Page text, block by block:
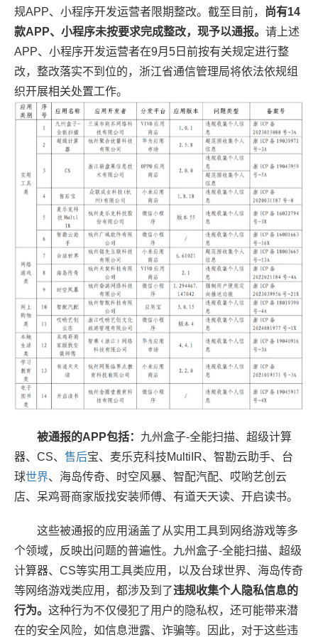
规APP、小程序开发运营者限期整改。截至目前，
尚有14
款APP、小程序未按要求完成整改，现予以通报。 请上述
APP、小程序开发运营者在9月5日前按有关规定进行整
改，整改落实不到位的，浙江省通信管理局将依法依规组
织开展相关处置工作。
被通报的APP包括： 九州盒子-全能扫描、超级计算
器、CS、 售后宝、麦乐克科技MultiIR、智勘云助手、台
球世界、海岛传奇、时空风暴、智配汽配、哎哟艺创云
店、呆鸡哥商家版找安装师傅、有道天天读、开启读书。
这些被通报的应用涵盖了从实用工具到网络游戏等多
个领域，反映出问题的普遍性。九州盒子-全能扫描、超级
计算器、CS等实用工具类应用，以及台球世界、海岛传奇
等网络游戏类应用，都涉及到了违规收集个人隐私信息的
行为。 这种行为不仅侵犯了用户的隐私权，还可能带来潜
在的安全风险，如信息泄露、诈骗等。因此，对于这些违